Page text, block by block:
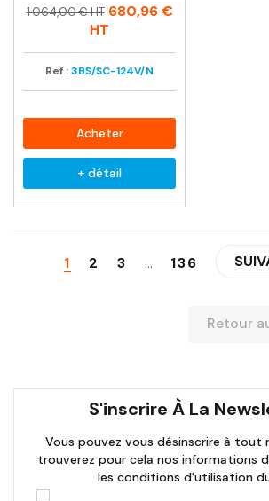
Prix
Prix
1 064,00 € HT 680,96 €
HT
Ref :3BS/SC-124V/N
Acheter
+ détail
1 2 3 … 136
Retour
S'inscrire À La
Vous pouvez vous désinscrire à tout
trouverez pour cela nos informations
les conditions d'utilisation